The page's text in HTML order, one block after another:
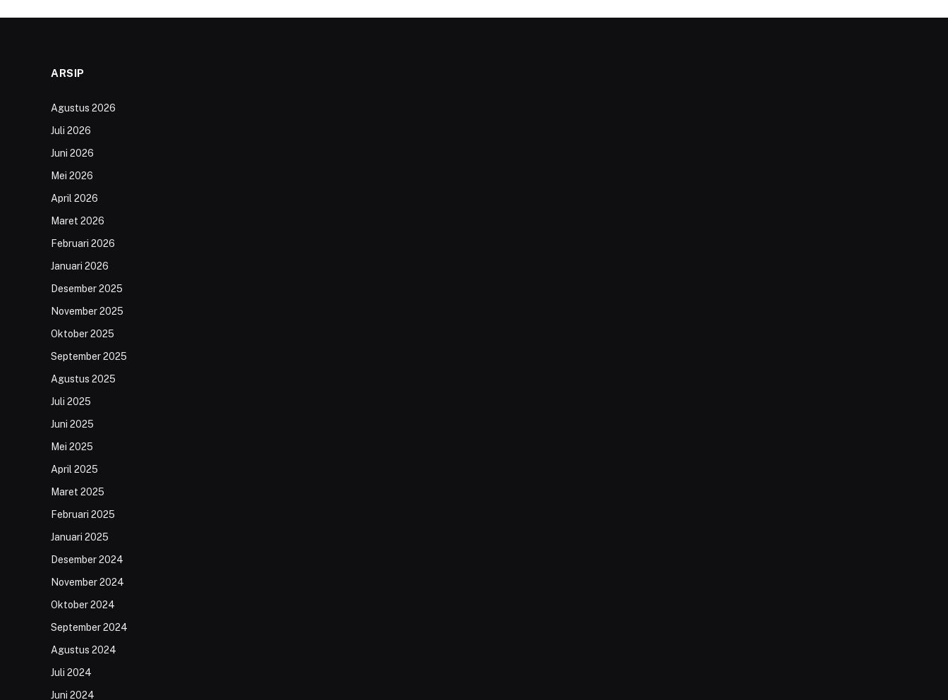
ARSIP
Agustus 2026
Juli 2026
Juni 2026
Mei 2026
April 2026
Maret 2026
Februari 2026
Januari 2026
Desember 2025
November 2025
Oktober 2025
September 2025
Agustus 2025
Juli 2025
Juni 2025
Mei 2025
April 2025
Maret 2025
Februari 2025
Januari 2025
Desember 2024
November 2024
Oktober 2024
September 2024
Agustus 2024
Juli 2024
Juni 2024